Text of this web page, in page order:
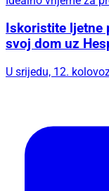
Iskoristite
svoj dom uz
U srijedu, 12.